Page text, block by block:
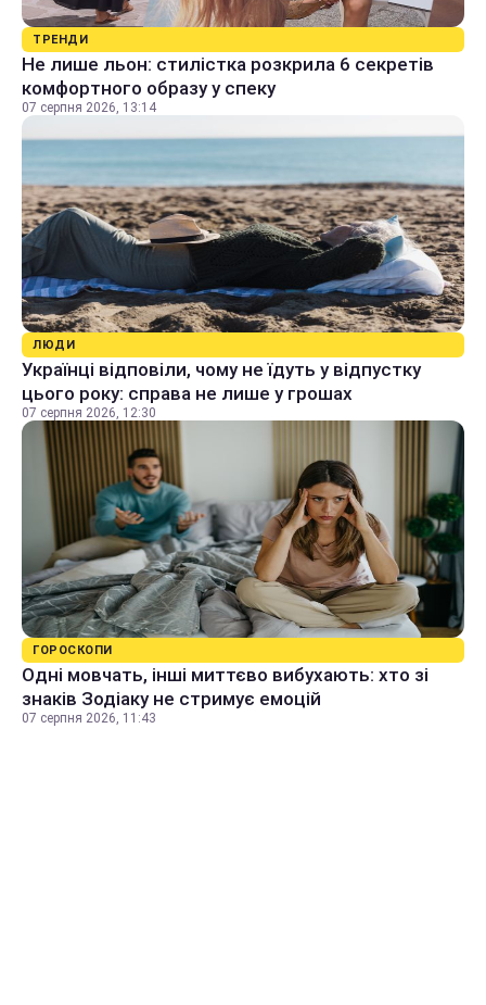
ТРЕНДИ
Не лише льон: стилістка розкрила 6 секретів
комфортного образу у спеку
07 серпня 2026, 13:14
ЛЮДИ
Українці відповіли, чому не їдуть у відпустку
цього року: справа не лише у грошах
07 серпня 2026, 12:30
ГОРОСКОПИ
Одні мовчать, інші миттєво вибухають: хто зі
знаків Зодіаку не стримує емоцій
07 серпня 2026, 11:43